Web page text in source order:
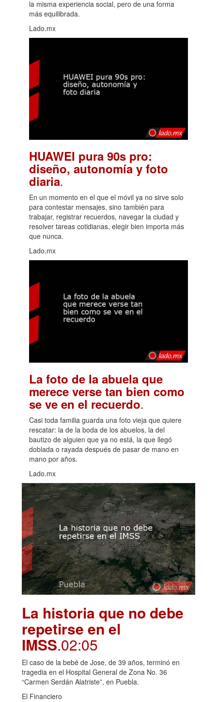
la misma experiencia social, pero de una forma
más equilibrada.
Lado.mx
HUAWEI pura 90s pro:
diseño, autonomía y foto
diaria.
En un momento en el que el móvil ya no sirve solo
para contestar mensajes, sino también para
trabajar, registrar recuerdos, navegar la ciudad y
resolver tareas cotidianas, elegir bien importa más
que nunca.
Lado.mx
La foto de la abuela que
merece verse tan bien como
se ve en el recuerdo.
Casi toda familia guarda una foto vieja que quiere
rescatar: la de la boda de los abuelos, la del
bautizo de alguien que ya no está, la que llegó
doblada o rayada después de pasar de mano en
mano por años.
Lado.mx
La historia que no debe
repetirse en el
IMSS.02:05
El caso de la bebé de Jose, de 39 años, terminó en
tragedia en el Hospital General de Zona No. 36
“Carmen Serdán Alatriste”, en Puebla.
El Financiero